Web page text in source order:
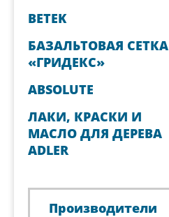
BETEK
БАЗАЛЬТОВАЯ СЕТКА
«ГРИДЕКС»
ABSOLUTE
ЛАКИ, КРАСКИ И
МАСЛО ДЛЯ ДЕРЕВА
ADLER
Производители